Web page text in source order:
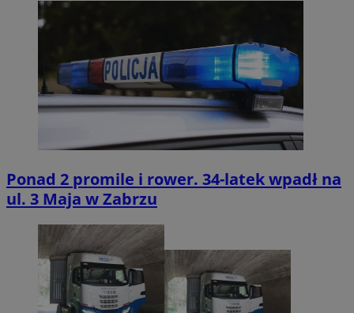
Ponad 2 promile i rower. 34-latek wpadł na
ul. 3 Maja w Zabrzu